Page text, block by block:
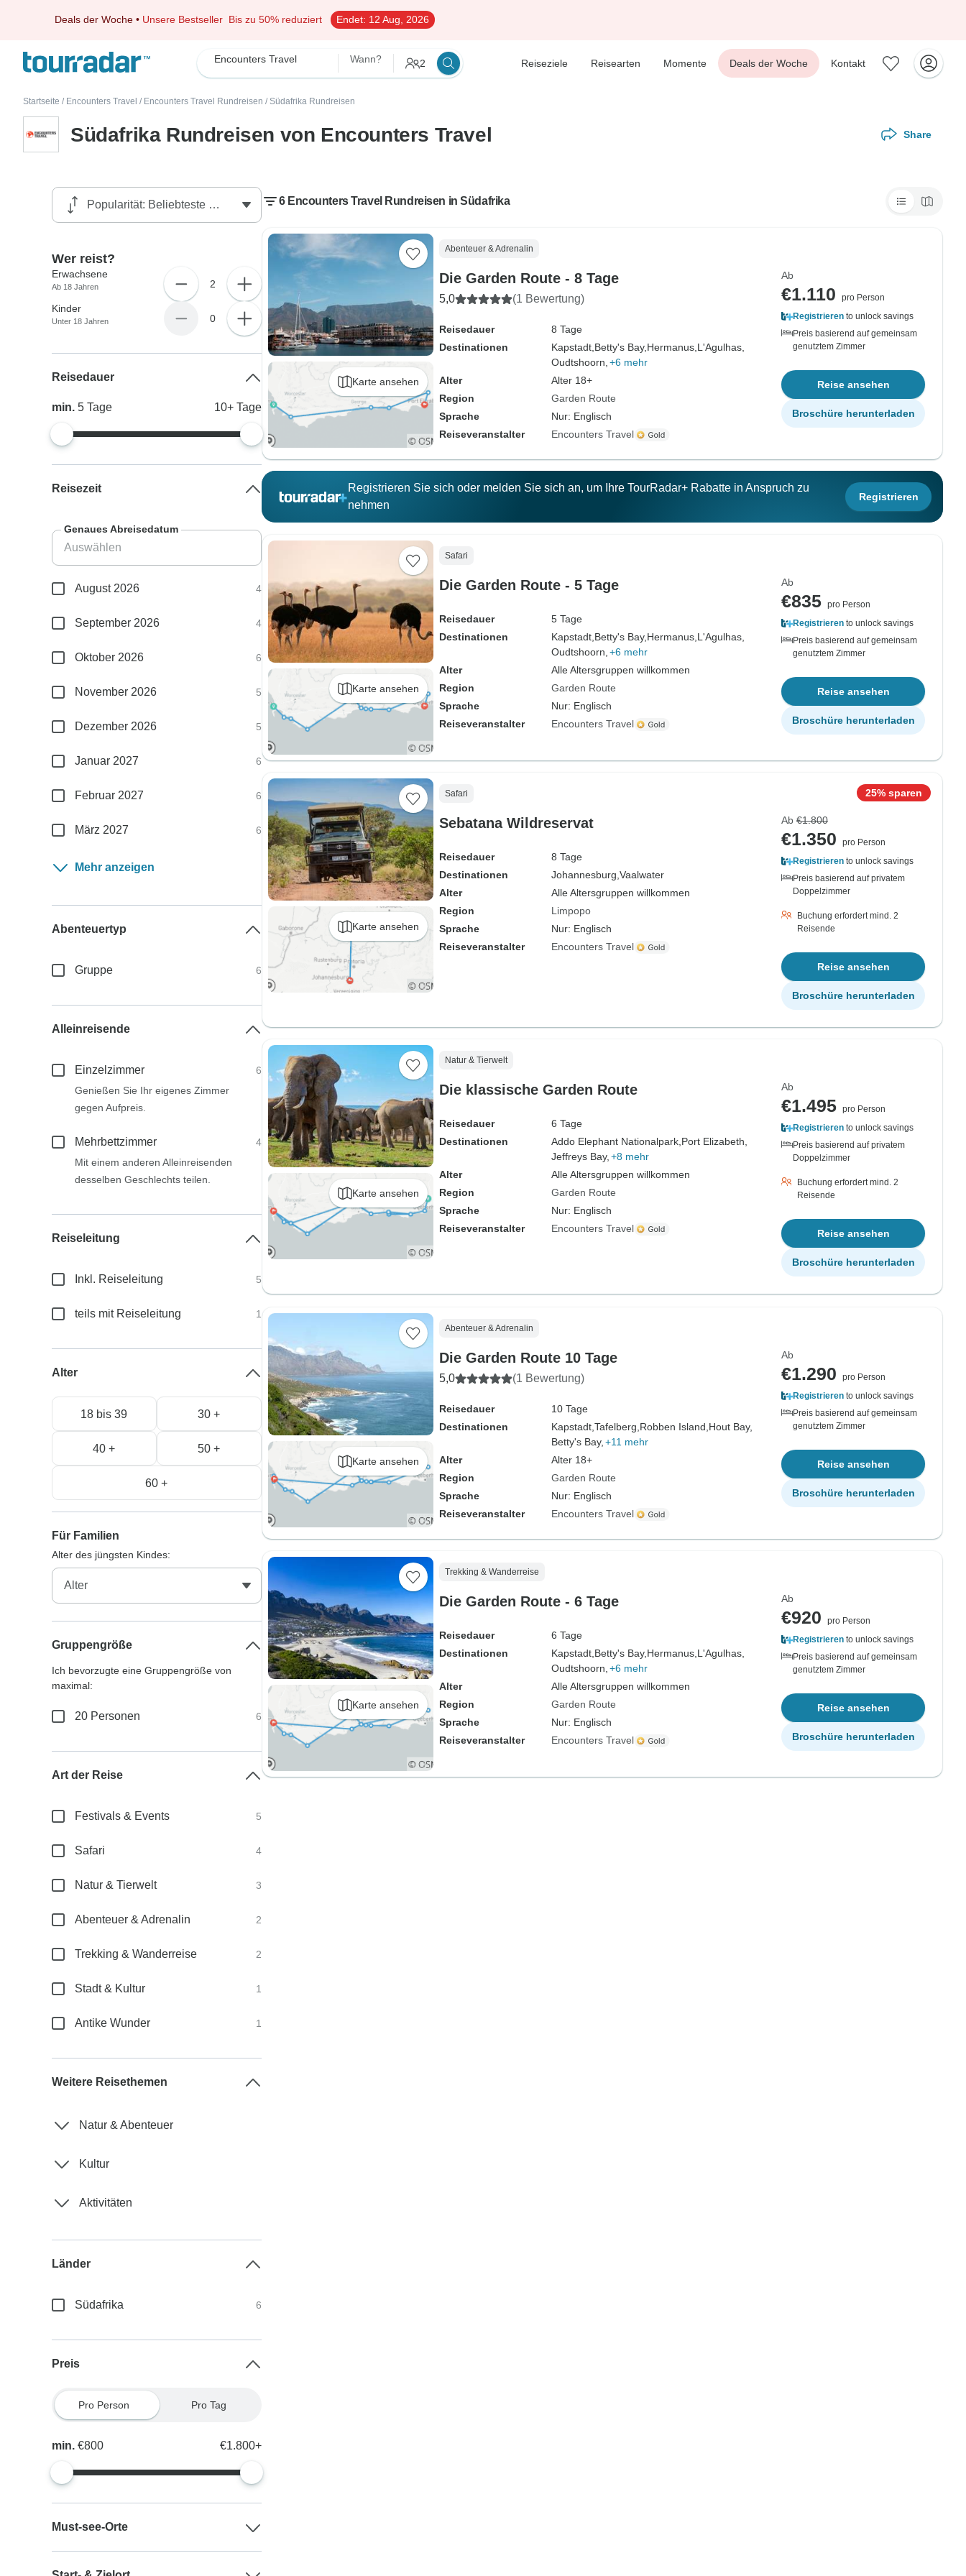
Deals der Woche • Unsere Bestseller Bis zu 50% reduziert Endet: 12 Aug, 2026
Encounters Travel Wann? 2 Reiseziele Reisearten Momente Deals der Woche Kontakt
Startseite / Encounters Travel / Encounters Travel Rundreisen / Südafrika Rundreisen
Südafrika Rundreisen von Encounters Travel Share
6 Encounters Travel Rundreisen in Südafrika
Karte ansehen
Abenteuer & Adrenalin
Die Garden Route - 8 Tage
5,0 (1 Bewertung)
Reisedauer
8 Tage
Destinationen
Kapstadt, Betty's Bay, Hermanus, L'Agulhas,
Oudtshoorn, +6 mehr
Alter
Alter 18+
Region
Garden Route
Sprache
Nur: Englisch
Reiseveranstalter
Encounters Travel
Ab
€1.110
pro Person
Registrieren to unlock savings
Preis basierend auf gemeinsam
genutztem Zimmer
Reise ansehen
Broschüre herunterladen
Registrieren Sie sich oder melden Sie sich an, um Ihre TourRadar+ Rabatte in Anspruch zu
nehmen
Registrieren
Karte ansehen
Safari
Die Garden Route - 5 Tage
Reisedauer
5 Tage
Destinationen
Kapstadt, Betty's Bay, Hermanus, L'Agulhas,
Oudtshoorn, +6 mehr
Alter
Alle Altersgruppen willkommen
Region
Garden Route
Sprache
Nur: Englisch
Reiseveranstalter
Encounters Travel
Ab
€835 pro Person
Registrieren to unlock savings
Preis basierend auf gemeinsam
genutztem Zimmer
Reise ansehen
Broschüre herunterladen
Karte ansehen
Safari
Sebatana Wildreservat
Reisedauer
8 Tage
Destinationen
Johannesburg, Vaalwater
Alter
Alle Altersgruppen willkommen
Region
Limpopo
Sprache
Nur: Englisch
Reiseveranstalter
Encounters Travel
25% sparen
Ab €1.800
€1.350
pro Person
Registrieren to unlock savings
Preis basierend auf privatem
Doppelzimmer
Buchung erfordert mind. 2
Reisende
Reise ansehen
Broschüre herunterladen
Karte ansehen
Natur & Tierwelt
Die klassische Garden Route
Reisedauer
6 Tage
Destinationen
Addo Elephant Nationalpark, Port Elizabeth,
Jeffreys Bay, +8 mehr
Alter
Alle Altersgruppen willkommen
Region
Garden Route
Sprache
Nur: Englisch
Reiseveranstalter
Encounters Travel
Ab
€1.495 pro Person
Registrieren to unlock savings
Preis basierend auf privatem
Doppelzimmer
Buchung erfordert mind. 2
Reisende
Reise ansehen
Broschüre herunterladen
Karte ansehen
Abenteuer & Adrenalin
Die Garden Route 10 Tage
5,0 (1 Bewertung)
Reisedauer
10 Tage
Destinationen
Kapstadt, Tafelberg, Robben Island, Hout Bay,
Betty's Bay, +11 mehr
Alter
Alter 18+
Region
Garden Route
Sprache
Nur: Englisch
Reiseveranstalter
Encounters Travel
Ab
€1.290
pro Person
Registrieren to unlock savings
Preis basierend auf gemeinsam
genutztem Zimmer
Reise ansehen
Broschüre herunterladen
Karte ansehen
Trekking & Wanderreise
Die Garden Route - 6 Tage
Reisedauer
6 Tage
Destinationen
Kapstadt, Betty's Bay, Hermanus, L'Agulhas,
Oudtshoorn, +6 mehr
Alter
Alle Altersgruppen willkommen
Region
Garden Route
Sprache
Nur: Englisch
Reiseveranstalter
Encounters Travel
Ab
€920
pro Person
Registrieren to unlock savings
Preis basierend auf gemeinsam
genutztem Zimmer
Reise ansehen
Broschüre herunterladen
Wer reist?
Erwachsene
Ab 18 Jahren 2
Kinder
Unter 18 Jahren 0
Reisedauer
min.5Tage 10+ Tage
Reisezeit
Genaues Abreisedatum
August 2026 4
September 2026 4
Oktober 2026 6
November 2026 5
Dezember 2026 5
Januar 2027 6
Februar 2027 6
März 2027 6
Mehr anzeigen
Abenteuertyp
Gruppe 6
Alleinreisende
Einzelzimmer
6
Genießen Sie Ihr eigenes Zimmer
gegen Aufpreis.
Mehrbettzimmer
4
Mit einem anderen Alleinreisenden
desselben Geschlechts teilen.
Reiseleitung
Inkl. Reiseleitung 5
teils mit Reiseleitung 1
Alter
18 bis 39 30 +
40 + 50 +
60 +
Für Familien
Alter des jüngsten Kindes:
Gruppengröße
Ich bevorzugte eine Gruppengröße von
maximal:
20 Personen 6
Art der Reise
Festivals & Events 5
Safari 4
Natur & Tierwelt 3
Abenteuer & Adrenalin 2
Trekking & Wanderreise 2
Stadt & Kultur 1
Antike Wunder 1
Weitere Reisethemen
Natur & Abenteuer
Kultur
Aktivitäten
Länder
Südafrika 6
Preis
Pro Person Pro Tag
min.€800 €1.800+
Must-see-Orte